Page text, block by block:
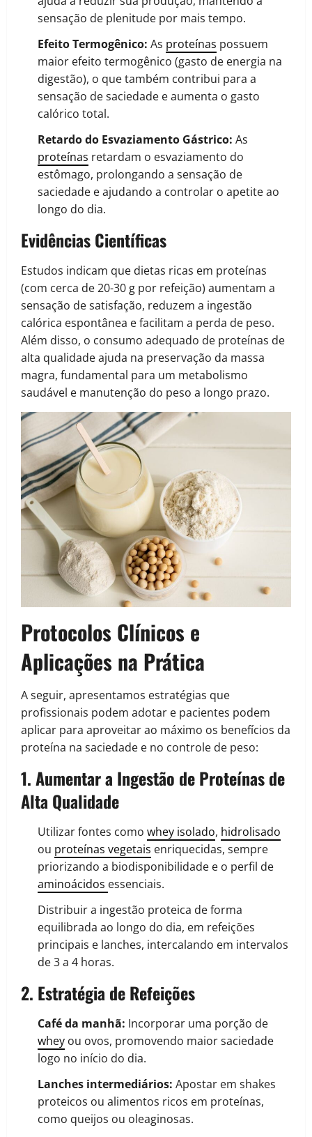
sensação de plenitude por mais tempo.
Efeito Termogênico: As proteínas possuem
maior efeito termogênico (gasto de energia na
digestão), o que também contribui para a
sensação de saciedade e aumenta o gasto
calórico total.
Retardo do Esvaziamento Gástrico: As
proteínas retardam o esvaziamento do
estômago, prolongando a sensação de
saciedade e ajudando a controlar o apetite ao
longo do dia.
Evidências Científicas
Estudos indicam que dietas ricas em proteínas
(com cerca de 20-30 g por refeição) aumentam a
sensação de satisfação, reduzem a ingestão
calórica espontânea e facilitam a perda de peso.
Além disso, o consumo adequado de proteínas de
alta qualidade ajuda na preservação da massa
magra, fundamental para um metabolismo
saudável e manutenção do peso a longo prazo.
Protocolos Clínicos e
Aplicações na Prática
A seguir, apresentamos estratégias que
profissionais podem adotar e pacientes podem
aplicar para aproveitar ao máximo os benefícios da
proteína na saciedade e no controle de peso:
1. Aumentar a Ingestão de Proteínas de
Alta Qualidade
Utilizar fontes como whey isolado, hidrolisado
ou proteínas vegetais enriquecidas, sempre
priorizando a biodisponibilidade e o perfil de
aminoácidos essenciais.
Distribuir a ingestão proteica de forma
equilibrada ao longo do dia, em refeições
principais e lanches, intercalando em intervalos
de 3 a 4 horas.
2. Estratégia de Refeições
Café da manhã: Incorporar uma porção de
whey ou ovos, promovendo maior saciedade
logo no início do dia.
Lanches intermediários: Apostar em shakes
proteicos ou alimentos ricos em proteínas,
como queijos ou oleaginosas.